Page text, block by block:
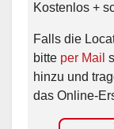
Kostenlos +
Falls die
bitte per Mail
hinzu und
das Online-